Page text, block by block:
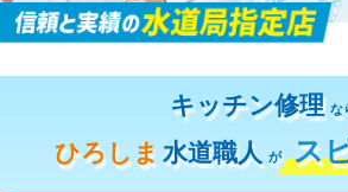
キッチン修理 な
ひろしま 水道職人 が ス